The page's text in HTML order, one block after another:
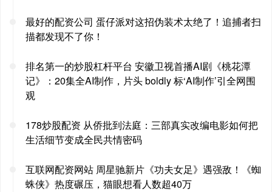
最好的配资公司 蛋仔派对这招伪装术太绝了！追捕者扫
描都发现不了你！
排名第一的炒股杠杆平台 安徽卫视首播AI剧《桃花潭
记》：20集全AI制作，片头 boldly 标‘AI制作’引全网围
观
178炒股配资 从侨批到法庭：三部真实改编电影如何把
生活细节变成全民共情密码
互联网配资网站 周星驰新片《功夫女足》遇强敌！《蜘
蛛侠》热度碾压，猫眼想看人数超40万